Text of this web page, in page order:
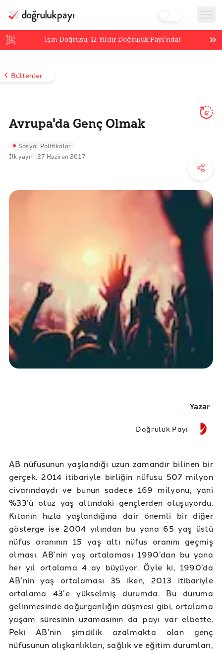
İşin Doğrusu,12 Yıldır Doğruluk Payı’nda!
Bültenler
Avrupa'da Genç Olmak
6'
Sosyal Politikalar
İlk yayın :27 Haziran 2017
Yazar
Doğruluk Payı
AB nüfusunun yaşlandığı uzun zamandır bilinen bir
gerçek. 2014 itibariyle birliğin nüfusu 507 milyon
civarındaydı ve bunun sadece 169 milyonu, yani
%33’ü otuz yaş altındaki gençlerden oluşuyordu.
Kıtanın hızla yaşlandığına dair önemli bir diğer
gösterge ise 2004 yılından bu yana 65 yaş üstü
nüfus oranının 15 yaş altı nüfus oranını geçmiş
olması. AB’nin yaş ortalaması 1990’dan bu yana
her yıl ortalama 4 ay büyüyor. Öyle ki, 1990’da
AB’nin yaş ortalaması 35 iken, 2013 itibariyle
ortalama 43’e yükselmiş durumda. Bu duruma
gelinmesinde doğurganlığın düşmesi gibi, ortalama
yaşam süresinin uzamasının da payı var elbette.
Peki AB’nin şimdilik azalmakta olan genç
nüfusunun alışkanlıkları, sağlık ve eğitim durumları,